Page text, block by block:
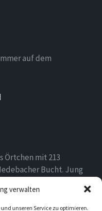
verwalten
unseren Service zu optimieren.
auf dem
Örtchen mit 213
Bucht. Jung
oho!